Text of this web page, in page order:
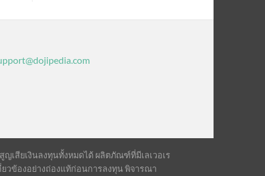
เสียเงินลงทุนทั้งหมดได้ ผลิตภัณฑ์ที่มีเลเวอเร
วข้องอย่างถ่องแท้ก่อนการลงทุน พิจารณา